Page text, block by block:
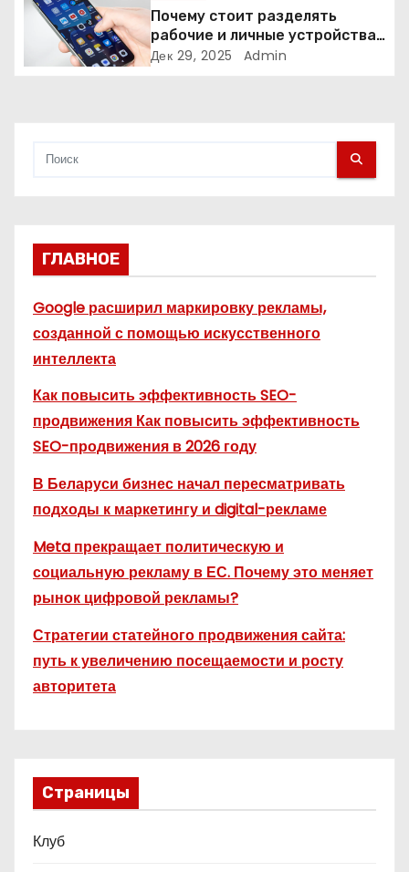
п
и
Почему стоит разделять
рабочие и личные устройства
— и чем опасно всё смешивать
Дек 29, 2025 Admin
ГЛАВНОЕ
Google расширил маркировку рекламы,
созданной с помощью искусственного
интеллекта
Как повысить эффективность SEO-
продвижения Как повысить эффективность
SEO-продвижения в 2026 году
В Беларуси бизнес начал пересматривать
подходы к маркетингу и digital-рекламе
Meta прекращает политическую и
социальную рекламу в ЕС. Почему это меняет
рынок цифровой рекламы?
Стратегии статейного продвижения сайта:
путь к увеличению посещаемости и росту
авторитета
Страницы
Клуб